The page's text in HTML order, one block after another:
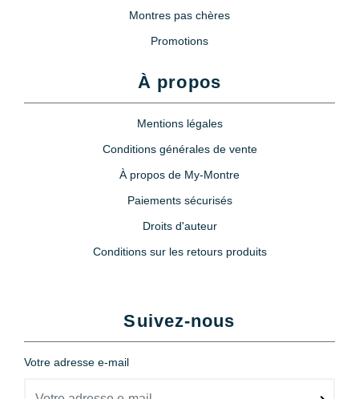
Montres pas chères
Promotions
À propos
Mentions légales
Conditions générales de vente
À propos de My-Montre
Paiements sécurisés
Droits d'auteur
Conditions sur les retours produits
Suivez-nous
Votre adresse e-mail